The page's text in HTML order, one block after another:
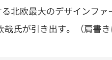
北欧最大のデザインフ
氏が引き出す。（肩書